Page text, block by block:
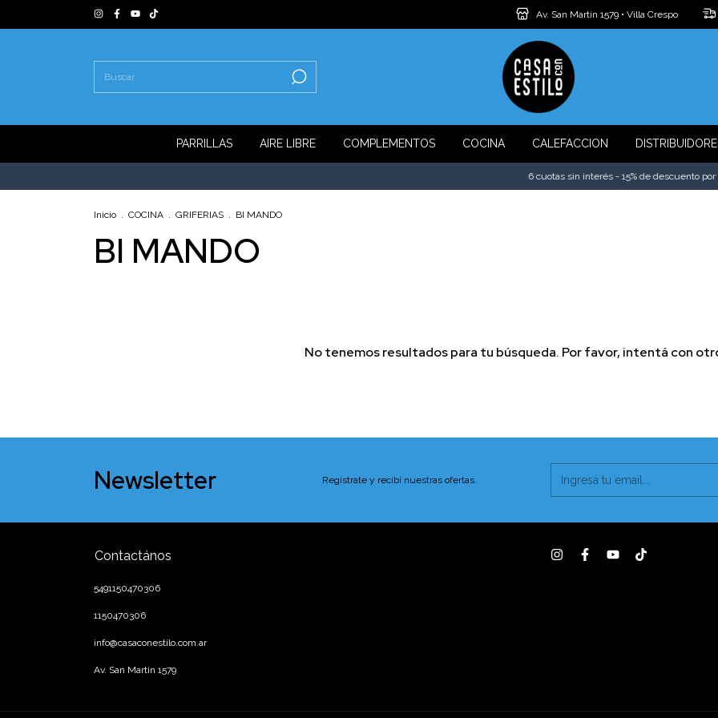
Av. San Martin 1579 • Villa Crespo
PARRILLAS AIRE LIBRE COMPLEMENTOS COCINA CALEFACCION
6 cuotas sin interés - 15% de descuento por
Inicio COCINA GRIFERIAS BI MANDO
BI MANDO
No tenemos resultados para tu búsqueda. Por favor, intentá con
Newsletter Registrate y recibí nuestras ofertas.
Contactános
5491150470306
1150470306
info@casaconestilo.com.ar
Av. San Martin 1579